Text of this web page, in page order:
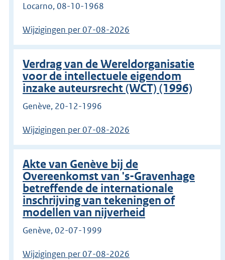
Locarno, 08-10-1968
Wijzigingen per 07-08-2026
Verdrag van de Wereldorganisatie
voor de intellectuele eigendom
inzake auteursrecht (WCT) (1996)
Genève, 20-12-1996
Wijzigingen per 07-08-2026
Akte van Genève bij de
Overeenkomst van 's-Gravenhage
betreffende de internationale
inschrijving van tekeningen of
modellen van nijverheid
Genève, 02-07-1999
Wijzigingen per 07-08-2026